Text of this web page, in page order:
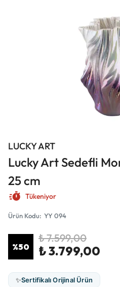
LUCKY ART
Lucky Art Sedefli
25 cm
Tükeniyor
Ürün Kodu: YY 094
%50
₺ 7.599,00
₺ 3.799,00
✨Sertifikalı Orijinal Ürün